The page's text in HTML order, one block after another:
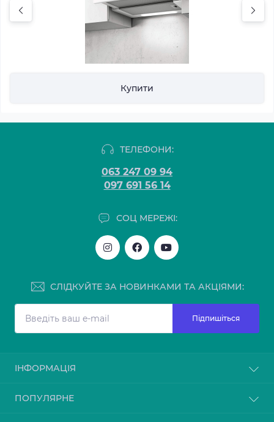
Купити
ТЕЛЕФОНИ:
063 247 09 94
097 691 56 14
СОЦ МЕРЕЖІ:
СЛІДКУЙТЕ ЗА НОВИНКАМИ ТА АКЦІЯМИ:
Підпишіться
ІНФОРМАЦІЯ
ПОПУЛЯРНЕ